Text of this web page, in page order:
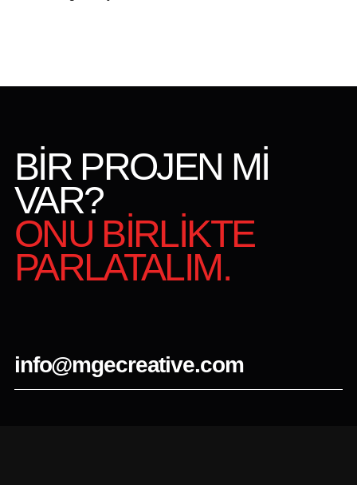
BİR PROJEN Mİ
VAR?
ONU BİRLİKTE
PARLATALIM.
info@mgecreative.com